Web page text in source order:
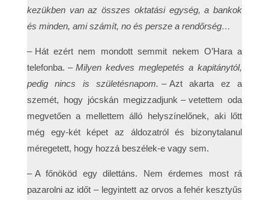
kezükben van az összes oktatási egység, a bankok
és minden, ami számít, no és persze a rendőrség…
– Hát ezért nem mondott semmit nekem O’Hara a
telefonba. – Milyen kedves meglepetés a kapitánytól,
pedig nincs is születésnapom. – Azt akarta ez a
szemét, hogy jócskán megizzadjunk – vetettem oda
megvetően a mellettem álló helyszínelőnek, aki lőtt
még egy-két képet az áldozatról és bizonytalanul
méregetett, hogy hozzá beszélek-e vagy sem.
– A főnököd egy dilettáns. Nem érdemes most rá
pazarolni az időt – legyintett az orvos a fehér kesztyűs